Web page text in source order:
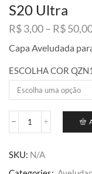
S20 Ultra
R$3,00– R$
Capa Aveludada
ESCOLHA COR QZN1
S20
SKU: N/A